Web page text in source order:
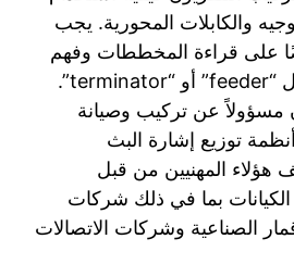
والكابلات المحورية. يجب
على قراءة المخططات وفهم
معنى مصطلحات مثل “feeder” أو “terminator”.
مسؤولاً عن تركيب وصيانة
توزيع إشارة البث
هؤلاء المهنيين من قبل
بما في ذلك شركات
الصناعية وشركات الاتصالات